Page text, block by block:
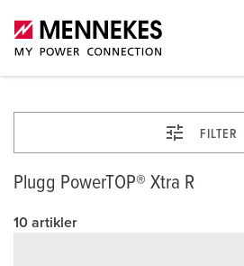
FILTER
Plugg PowerTOP® Xtra R
10 artikler